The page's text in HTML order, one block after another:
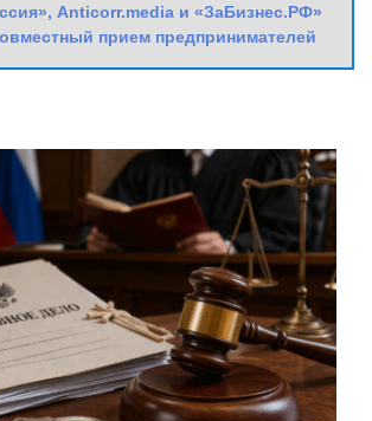
Anticorr.media и «ЗаБизнес.РФ»
прием предпринимателей